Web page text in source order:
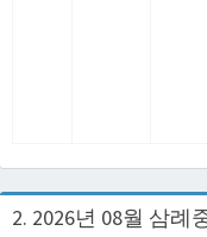
2. 2026년 08월 삼례